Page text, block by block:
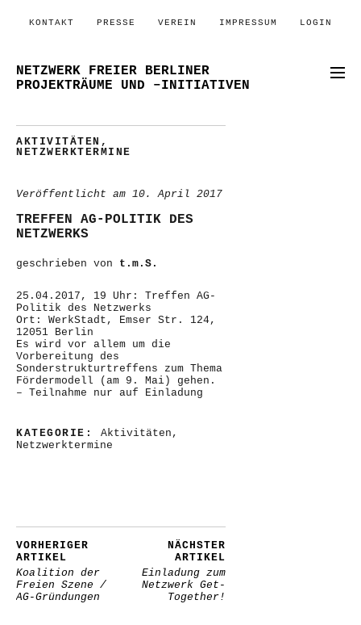
KONTAKT PRESSE VEREIN IMPRESSUM LOGIN
NETZWERK FREIER BERLINER
PROJEKTRÄUME UND –INITIATIVEN
AKTIVITÄTEN ,
NETZWERKTERMINE
Veröffentlicht am 10. April 2017
TREFFEN AG-POLITIK DES
NETZWERKS
geschrieben von t.m.S.
25.04.2017, 19 Uhr: Treffen AG-
Politik des Netzwerks
Ort: WerkStadt, Emser Str. 124,
12051 Berlin
Es wird vor allem um die
Vorbereitung des
Sonderstrukturtreffens zum Thema
Fördermodell (am 9. Mai) gehen.
– Teilnahme nur auf Einladung
KATEGORIE: Aktivitäten ,
Netzwerktermine
VORHERIGER
ARTIKEL
Koalition der
Freien Szene /
AG-Gründungen
NÄCHSTER
ARTIKEL
Einladung zum
Netzwerk Get-
Together!